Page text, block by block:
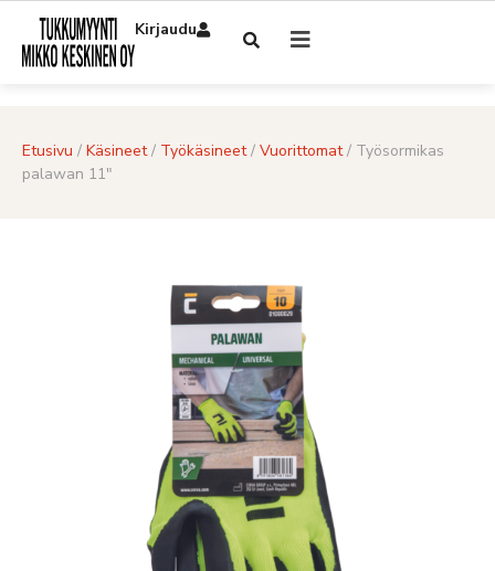
Kirjaudu
Etusivu / Käsineet/ Työkäsineet/ Vuorittomat/ Työsormikas
palawan 11″